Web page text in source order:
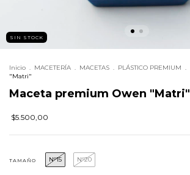
SIN STOCK
Inicio . MACETERÍA . MACETAS . PLÁSTICO PREMIUM .
"Matri"
Maceta premium Owen "Matri"
$5.500,00
TAMAÑO N°15 N°20